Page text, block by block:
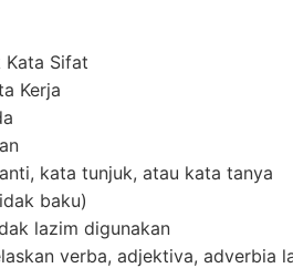
Kata Sifat
Kerja
kata tunjuk, atau kata tanya
baku)
lazim digunakan
verba, adjektiva, adverbia